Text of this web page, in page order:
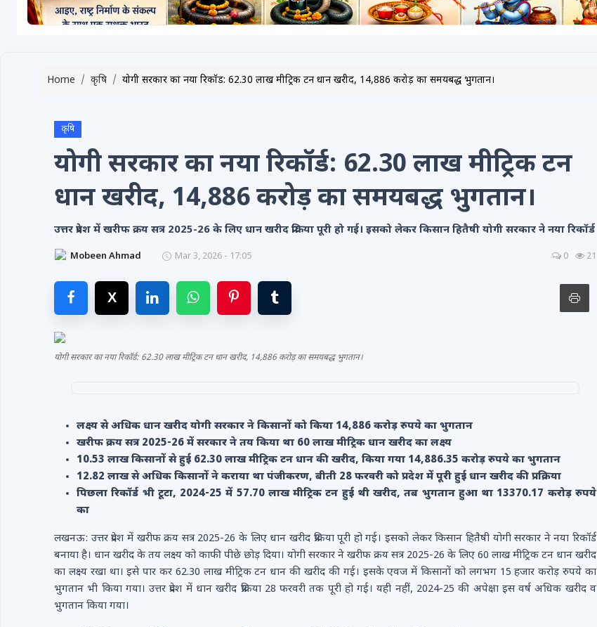
विशेष लेख
Advertise with Us
Videos
Contacts
Home कृषि योगी सरकार का नया रिकॉर्ड: 62.30 लाख मीट्रिक टन धान खरीद, 14,886 करोड़ का समयबद्ध भुगतान।
कृषि
योगी सरकार का नया रिकॉर्ड: 62.30 लाख मीट्रिक टन
धान खरीद, 14,886 करोड़ का समयबद्ध भुगतान।
उत्तर प्रदेश में खरीफ क्रय सत्र 2025-26 के लिए धान खरीद प्रक्रिया पूरी हो गई। इसको लेकर किसान हितैषी योगी सरकार ने नया रिकॉर्ड
Mobeen Ahmad Mar 3, 2026 - 17:05 0 21
योगी सरकार का नया रिकॉर्ड: 62.30 लाख मीट्रिक टन धान खरीद, 14,886 करोड़ का समयबद्ध भुगतान।
लक्ष्य से अधिक धान खरीद योगी सरकार ने किसानों को किया 14,886 करोड़ रुपये का भुगतान
खरीफ क्रय सत्र 2025-26 में सरकार ने तय किया था 60 लाख मीट्रिक धान खरीद का लक्ष्य
10.53 लाख किसानों से हुई 62.30 लाख मीट्रिक टन धान की खरीद, किया गया 14,886.35 करोड़ रुपये का भुगतान
12.82 लाख से अधिक किसानों ने कराया था पंजीकरण, बीती 28 फरवरी को प्रदेश में पूरी हुई धान खरीद की प्रक्रिया
पिछला रिकॉर्ड भी टूटा, 2024-25 में 57.70 लाख मीट्रिक टन हुई थी खरीद, तब भुगतान हुआ था 13370.17 करोड़ रुपये
का
लखनऊ: उत्तर प्रदेश में खरीफ क्रय सत्र 2025-26 के लिए धान खरीद प्रक्रिया पूरी हो गई। इसको लेकर किसान हितैषी योगी सरकार ने नया रिकॉर्ड
बनाया है। धान खरीद के तय लक्ष्य को काफी पीछे छोड़ दिया। योगी सरकार ने खरीफ क्रय सत्र 2025-26 के लिए 60 लाख मीट्रिक टन धान खरीद
का लक्ष्य रखा था। इसे पार कर 62.30 लाख मीट्रिक टन धान की खरीद की गई। इसके एवज में किसानों को लगभग 15 हजार करोड़ रुपये का
भुगतान भी किया गया। उत्तर प्रदेश में धान खरीद प्रक्रिया 28 फरवरी तक पूरी हो गई। यही नहीं, 2024-25 की अपेक्षा इस वर्ष अधिक खरीद व
भुगतान किया गया।